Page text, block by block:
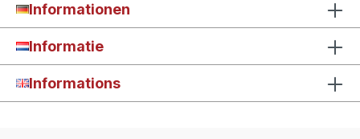
Informationen
Informatie
Informations